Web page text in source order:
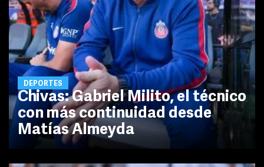
DEPORTES
Chivas: Gabriel Milito, el técnico
con más continuidad desde
Matías Almeyda